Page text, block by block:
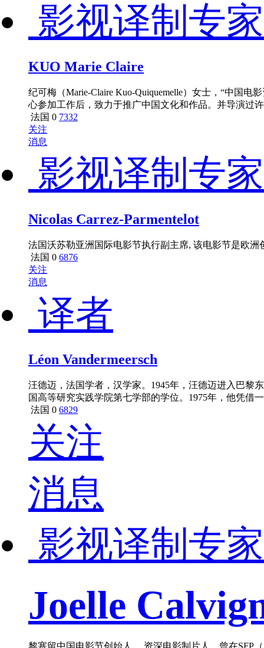
影视译制专家
KUO Marie Claire
纪可梅（Marie-Claire Kuo-Quiquemelle）女士，“中国
心参加工作后，致力于推广中国文化和作品。并导演过
法国 0 7332
关注
消息
影视译制专家
Nicolas Carrez-Parmentelot
法国沃苏勒亚洲国际电影节执行副主席, 该电影节是欧
法国 0 6876
关注
消息
译者
Léon Vandermeersch
汪德迈，法国学者，汉学家。1945年，汪德迈进入巴黎
国高等研究实践学院第七学部的学位。1975年，他凭借
973年，他被任命为普罗旺斯埃克斯文学院新开设的中
法国 0 6829
关注
消息
影视译制专家
Joelle
黎塞留中国电影节创始人， 资深电影制片人。曾在SFP